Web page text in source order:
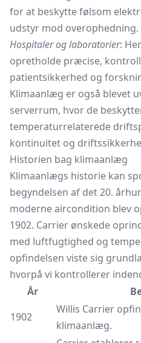
for at beskytte følsom
udstyr mod overophedning.
Hospitaler og laboratorier:
opretholde præcise,
patientsikkerhed og
Klimaanlæg er også blevet
serverrum, hvor de
temperaturrelaterede
kontinuitet og
Historien bag klimaanlæg
Klimaanlægs historie kan
begyndelsen af det 20.
moderne aircondition blev
1902. Carrier ønskede
med luftfugtighed og
opfindelsen viste sig
hvorpå vi kontrollerer
År
1902
Willis Carrier
klimaanlæg.